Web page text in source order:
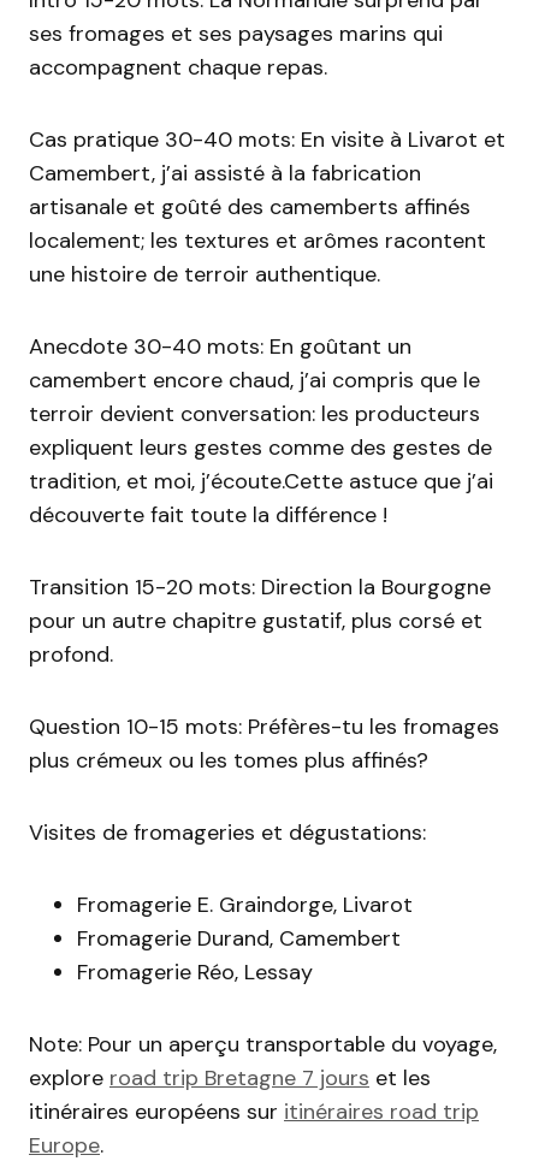
ses fromages et ses paysages marins qui
accompagnent chaque repas.
Cas pratique 30-40 mots: En visite à Livarot et
Camembert, j’ai assisté à la fabrication
artisanale et goûté des camemberts affinés
localement; les textures et arômes racontent
une histoire de terroir authentique.
Anecdote 30-40 mots: En goûtant un
camembert encore chaud, j’ai compris que le
terroir devient conversation: les producteurs
expliquent leurs gestes comme des gestes de
tradition, et moi, j’écoute.Cette astuce que j’ai
découverte fait toute la différence !
Transition 15-20 mots: Direction la Bourgogne
pour un autre chapitre gustatif, plus corsé et
profond.
Question 10-15 mots: Préfères-tu les fromages
plus crémeux ou les tomes plus affinés?
Visites de fromageries et dégustations:
Fromagerie E. Graindorge, Livarot
Fromagerie Durand, Camembert
Fromagerie Réo, Lessay
Note: Pour un aperçu transportable du voyage,
explore road trip Bretagne 7 jours et les
itinéraires européens sur itinéraires road trip
Europe.